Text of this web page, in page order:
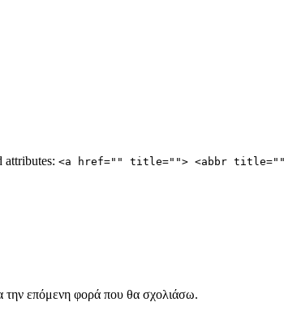
attributes: <a href="" title=""> <abbr
την επόμενη φορά που θα σχολιάσω.